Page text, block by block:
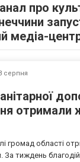
про
медіа-
серпня
отримали
громад області
тиждень